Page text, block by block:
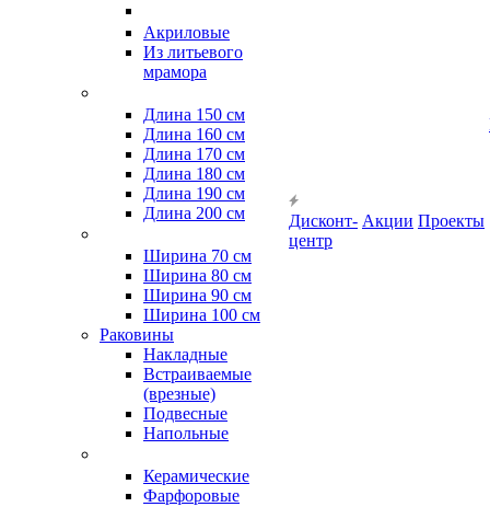
Акриловые
Из литьевого
мрамора
Длина 150 см
Длина 160 см
Длина 170 см
Длина 180 см
Длина 190 см
Длина 200 см
Ширина 70 см
Ширина 80 см
Ширина 90 см
Ширина 100 см
Раковины
Накладные
Встраиваемые
(врезные)
Подвесные
Напольные
Керамические
Фарфоровые
Дисконт-
центр
Акции Проекты